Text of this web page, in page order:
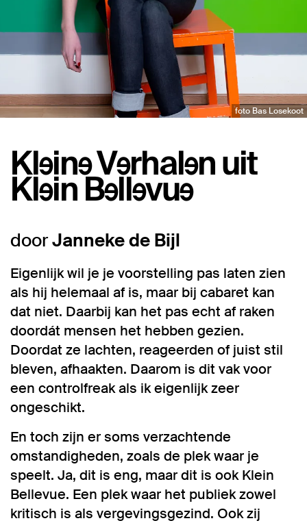
foto Bas Losekoot
Kleine Verhalen uit
Klein Bellevue
doorJanneke de Bijl
Eigenlijk wil je je voorstelling pas laten zien
als hij helemaal af is, maar bij cabaret kan
dat niet. Daarbij kan het pas echt af raken
doordát mensen het hebben gezien.
Doordat ze lachten, reageerden of juist stil
bleven, afhaakten. Daarom is dit vak voor
een controlfreak als ik eigenlijk zeer
ongeschikt.
En toch zijn er soms verzachtende
omstandigheden, zoals de plek waar je
speelt. Ja, dit is eng, maar dit is ook Klein
Bellevue. Een plek waar het publiek zowel
kritisch is als vergevingsgezind. Ook zij